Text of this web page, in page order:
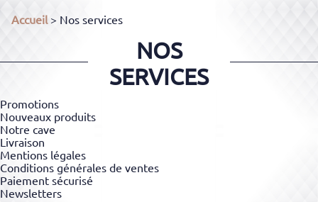
Accueil> Nos services
NOS
SERVICES
Promotions
Nouveaux produits
Notre cave
Livraison
Mentions légales
Conditions générales de ventes
Paiement sécurisé
Newsletters